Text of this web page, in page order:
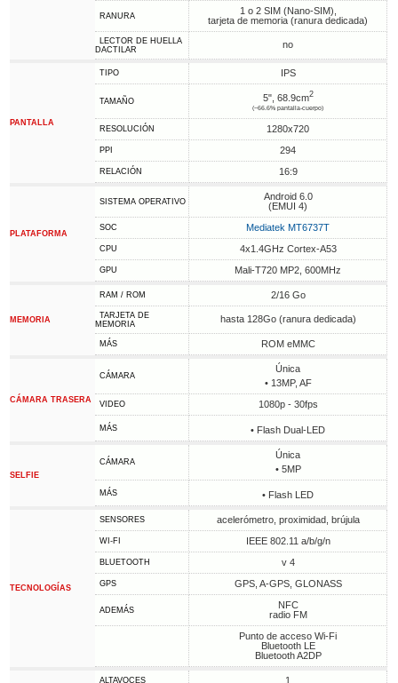
RANURA
1 o 2 SIM (Nano-SIM),
tarjeta de memoria (ranura dedicada)
LECTOR DE HUELLA
DACTILAR
no
PANTALLA
TIPO IPS
TAMAÑO 5", 68.9cm2
(~66.6% pantalla-cuerpo)
RESOLUCIÓN 1280x720
PPI 294
RELACIÓN 16:9
PLATAFORMA
SISTEMA OPERATIVO
Android 6.0
(EMUI 4)
SOC Mediatek MT6737T
CPU 4x1.4GHz Cortex-A53
GPU Mali-T720 MP2, 600MHz
MEMORIA
RAM / ROM 2/16 Go
TARJETA DE
MEMORIA
hasta 128Go (ranura dedicada)
MÁS ROM eMMC
CÁMARA TRASERA
CÁMARA
Única
• 13MP, AF
VIDEO 1080p - 30fps
MÁS • Flash Dual-LED
SELFIE
CÁMARA
Única
• 5MP
MÁS • Flash LED
TECNOLOGÍAS
SENSORES acelerómetro, proximidad, brújula
WI-FI IEEE 802.11 a/b/g/n
BLUETOOTH v 4
GPS GPS, A-GPS, GLONASS
ADEMÁS
NFC
radio FM
Punto de acceso Wi-Fi
Bluetooth LE
Bluetooth A2DP
ALTAVOCES 1